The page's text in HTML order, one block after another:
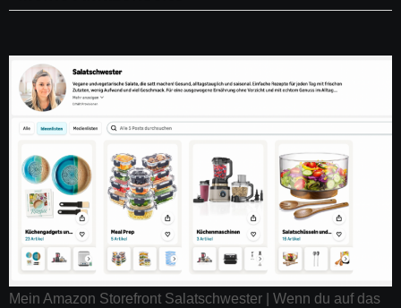
Mein Amazon Storefront Salatschwester | Wenn du auf das